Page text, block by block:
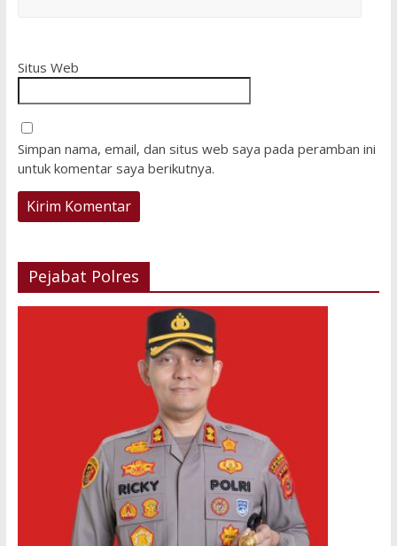
Situs Web
Simpan nama, email, dan situs web saya pada peramban ini
untuk komentar saya berikutnya.
Pejabat Polres